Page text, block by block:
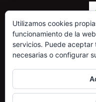
Utilizamos cookies
funcionamiento de la
servicios. Puede
necesarias o configurar